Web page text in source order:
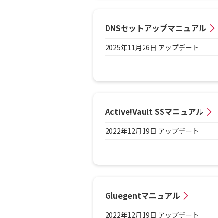
DNSセットアップマニュアル
2025年11月26日 アップデート
Active!Vault SSマニュアル
2022年12月19日 アップデート
Gluegentマニュアル
2022年12月19日 アップデート